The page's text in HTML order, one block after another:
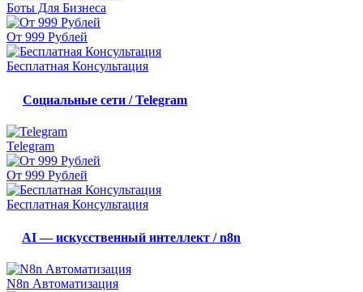
Боты Для Бизнеса
От 999 Рублей
Бесплатная Консультация
Социальные сети / Telegram
Telegram
От 999 Рублей
Бесплатная Консультация
AI — искусственный интеллект / n8n
N8n Автоматизация